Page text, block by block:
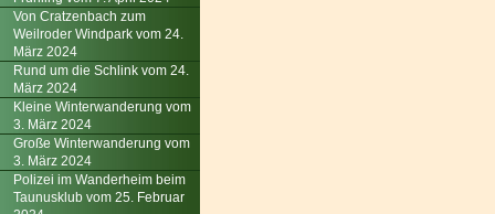
Von Cratzenbach zum
Weilroder Windpark vom 24.
März 2024
Rund um die Schlink vom 24.
März 2024
Kleine Winterwanderung vom
3. März 2024
Große Winterwanderung vom
3. März 2024
Polizei im Wanderheim beim
Taunusklub vom 25. Februar